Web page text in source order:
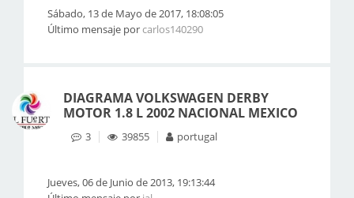
Sábado, 13 de Mayo de 2017, 18:08:05
Último mensaje porcarlos140290
DIAGRAMA VOLKSWAGEN DERBY
MOTOR 1.8 L 2002 NACIONAL MEXICO
3 39855 portugal
Jueves, 06 de Junio de 2013, 19:13:44